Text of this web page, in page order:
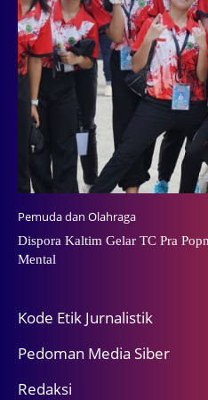
Pemuda dan Olahraga
Dispora Kaltim Gelar TC Pra
Mental
Kode Etik Jurnalistik
Pedoman Media Siber
Redaksi